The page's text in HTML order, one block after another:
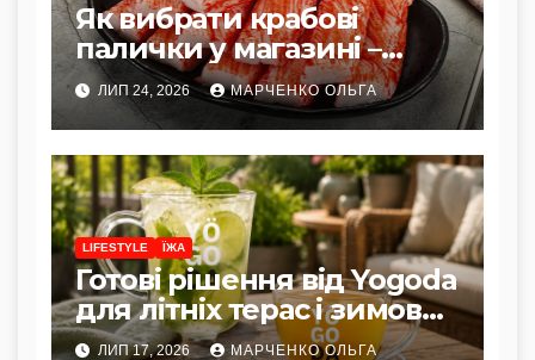
Як вибрати крабові
палички у магазині –
склад, вид і найчастіші
помилки
ЛИП 24, 2026 МАРЧЕНКО ОЛЬГА
LIFESTYLE ЇЖА
Готові рішення від Yogoda
для літніх терас і зимових
ярмарків
ЛИП 17, 2026 МАРЧЕНКО ОЛЬГА